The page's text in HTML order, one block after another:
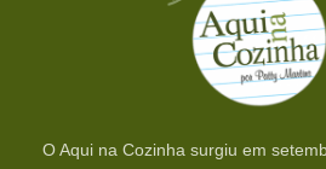
O Aqui na Cozinha surgiu em